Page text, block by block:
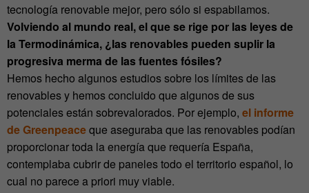
tecnología renovable mejor, pero sólo si espabilamos.
Volviendo al mundo real, el que se rige por las leyes de
la Termodinámica, ¿las renovables pueden suplir la
progresiva merma de las fuentes fósiles?
Hemos hecho algunos estudios sobre los límites de las
renovables y hemos concluido que algunos de sus
potenciales están sobrevalorados. Por ejemplo, el informe
de Greenpeaceque aseguraba que las renovables podían
proporcionar toda la energía que requería España,
contemplaba cubrir de paneles todo el territorio español, lo
cual no parece a priori muy viable.